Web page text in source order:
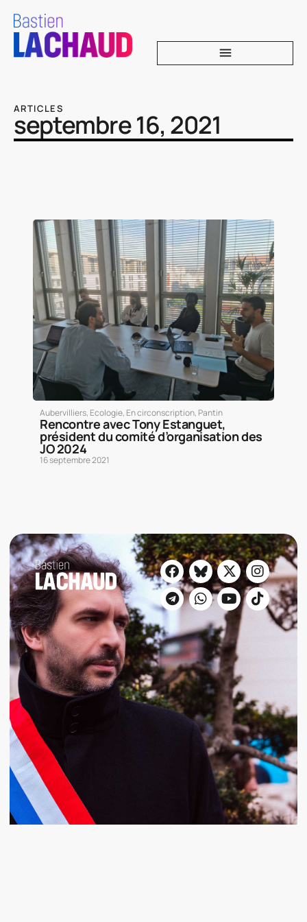
ARTICLES
septembre 16, 2021
Aubervilliers, Ecologie, En circonscription, Pantin
Rencontre avec Tony Estanguet,
président du comité d’organisation des
JO 2024
16 septembre 2021